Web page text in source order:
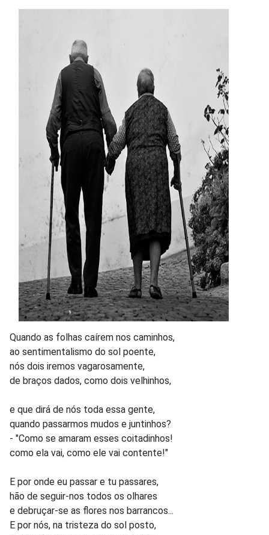
Quando as folhas caírem nos caminhos,
ao sentimentalismo do sol poente,
nós dois iremos vagarosamente,
de braços dados, como dois velhinhos,
e que dirá de nós toda essa gente,
quando passarmos mudos e juntinhos?
- "Como se amaram esses coitadinhos!
como ela vai, como ele vai contente!"
E por onde eu passar e tu passares,
hão de seguir-nos todos os olhares
e debruçar-se as flores nos barrancos...
E por nós, na tristeza do sol posto,